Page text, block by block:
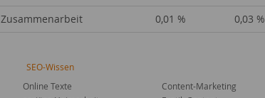
Zusammenarbeit
0,01 % 0,03 %
SEO-Wissen
Online Texte
Content-Marketing